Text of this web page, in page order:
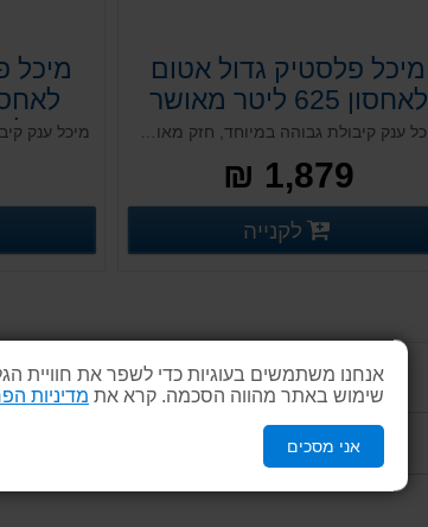
אנחנו משתמשים בעוגיות כדי לשפר את חוויית
שימוש באתר מהווה הסכמה. קרא את מדיניות
אני מסכים
מיכל פלסטיק גדול אטום
לאחסון 625 ליטר מאושר
מזון
מיכל ענק קיבולת גבוהה במיוחד, חזק מאוד ועמיד. מתאים לשימוש מגוון כגון תעשיות הטקסטיל, החקלאות, המזון והקייטרינג מאושר מזון. אפשרות למכסה תואם והתקנת גלגל אינטגרלי. נוח וצר למעבר בדלתות ומעליות. מבנה מאסיבי ועוצמתי.
1,879 ₪
פרטים נוספים
לקנייה
מיכל